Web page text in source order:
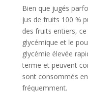
Bien que jugés
jus de fruits 100 %
des fruits entiers,
glycémique et le
glycémie élevée
terme et peuvent
sont consommés
fréquemment.